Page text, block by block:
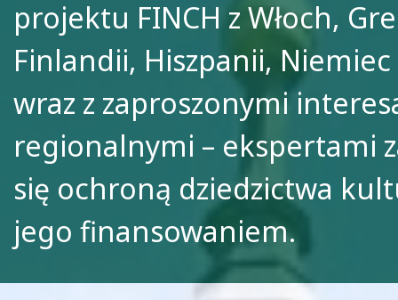
projektu FINCH z Włoch,
Finlandii, Hiszpanii,
wraz z zaproszonymi
regionalnymi – ekspertami
się ochroną dziedzictwa
jego finansowaniem.